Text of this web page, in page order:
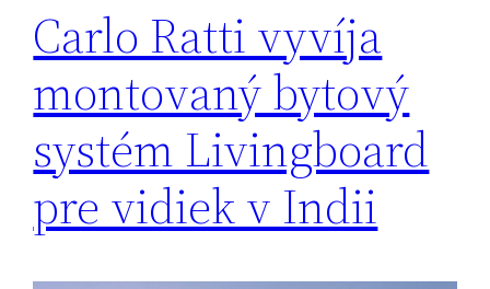
Carlo Ratti vyvíja
montovaný bytový
systém Livingboard
pre vidiek v Indii